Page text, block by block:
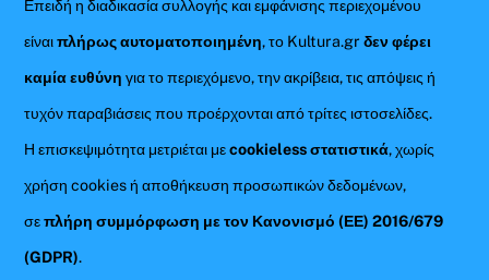
Επειδή η διαδικασία συλλογής και εμφάνισης περιεχομένου
είναιπλήρως αυτοματοποιημένη, το Kultura.grδεν φέρει
καμία ευθύνη για το περιεχόμενο, την ακρίβεια, τις απόψεις ή
τυχόν παραβιάσεις που προέρχονται από τρίτες ιστοσελίδες.
Η επισκεψιμότητα μετριέται μεcookieless στατιστικά, χωρίς
χρήση cookies ή αποθήκευση προσωπικών δεδομένων,
σεπλήρη συμμόρφωση με τον Κανονισμό (ΕΕ) 2016/679
(GDPR).